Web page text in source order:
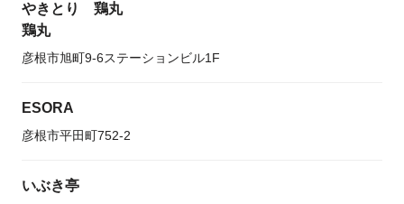
やきとり 鶏丸
鶏丸
彦根市旭町9-6ステーションビル1F
ESORA
彦根市平田町752-2
いぶき亭